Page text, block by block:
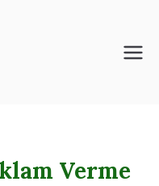
İstanbul – Google
Verme